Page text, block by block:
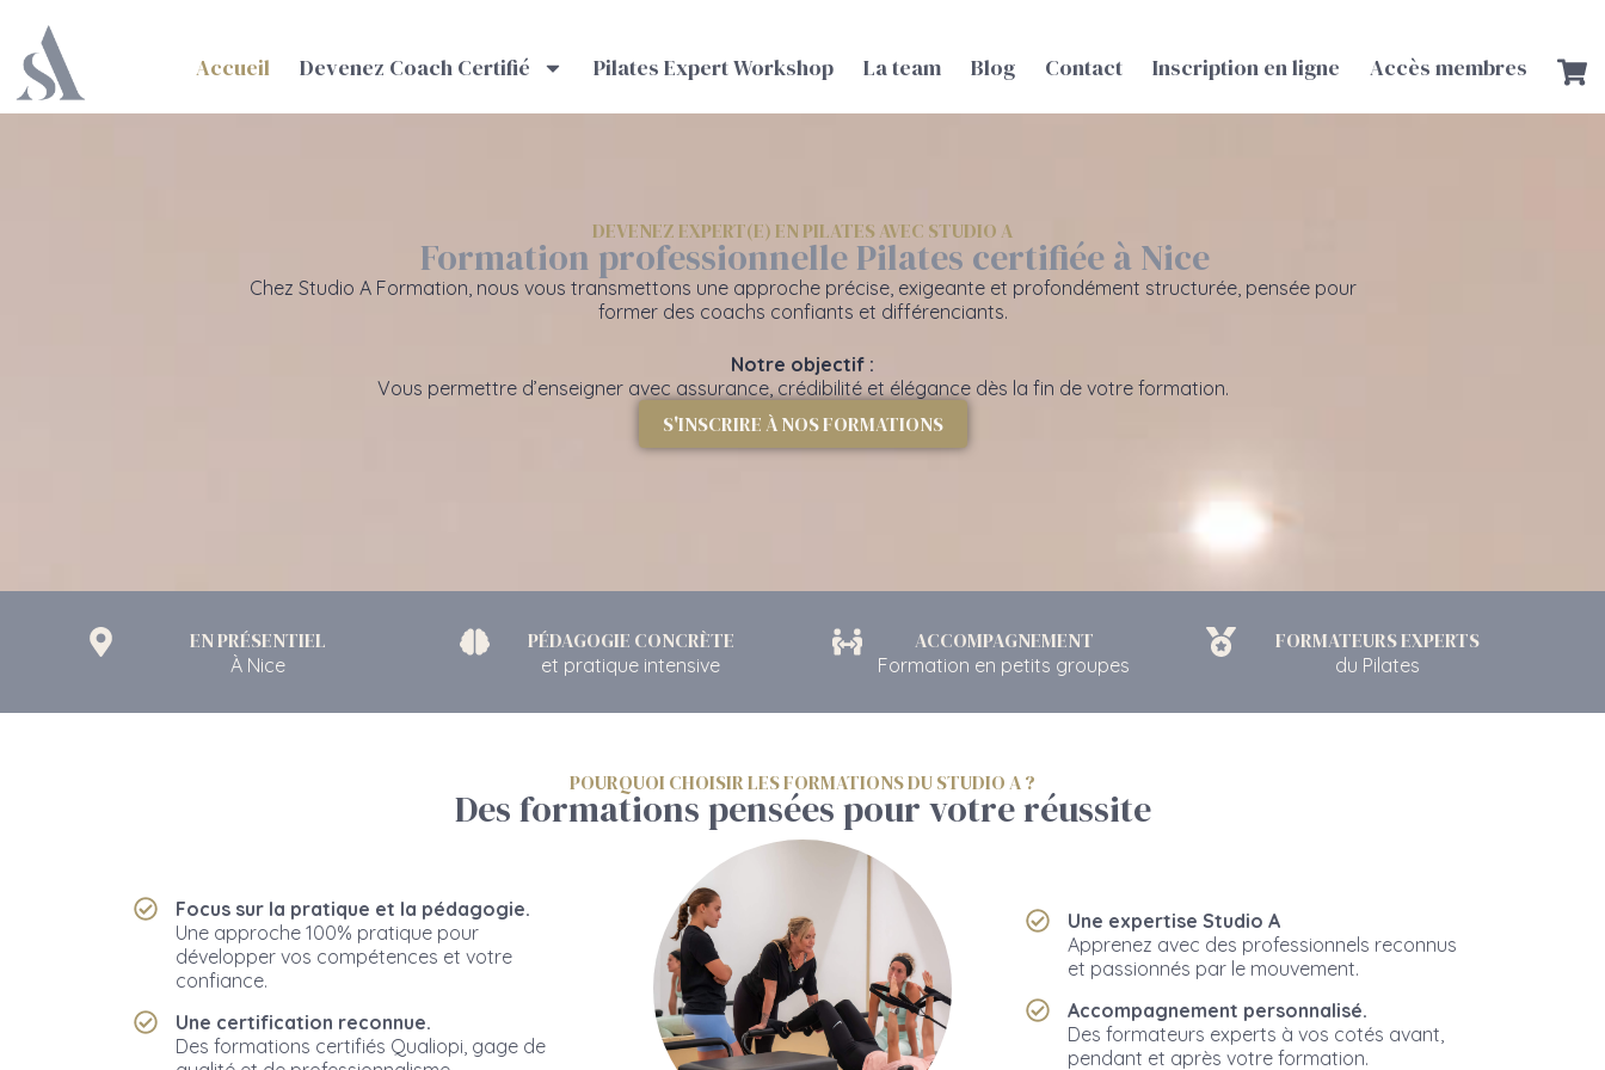
Accueil Devenez Coach Certifié Pilates Expert Workshop La team Blog Contact Inscription en ligne Accès membres
DEVENEZ EXPERT(E) EN PILATES AVEC STUDIO A
Formation professionnelle Pilates certifiée à Nice
Chez Studio A Formation, nous vous transmettons une approche précise, exigeante et profondément structurée, pensée pour
former des coachs confiants et différenciants.
Notre objectif :
Vous permettre d’enseigner avec assurance, crédibilité et élégance dès la fin de votre formation.
S'INSCRIRE À NOS FORMATIONS
EN PRÉSENTIEL
À Nice
PÉDAGOGIE CONCRÈTE
et pratique intensive
ACCOMPAGNEMENT
Formation en petits groupes
FORMATEURS EXPERTS
du Pilates
POURQUOI CHOISIR LES FORMATIONS DU STUDIO A ?
Des formations pensées pour votre réussite
Focus sur la pratique et la pédagogie.
Une approche 100% pratique pour
développer vos compétences et votre
confiance.
Une certification reconnue.
Des formations certifiés Qualiopi, gage de
Une expertise Studio A
Apprenez avec des professionnels reconnus
et passionnés par le mouvement.
Accompagnement personnalisé.
Des formateurs experts à vos cotés avant,
pendant et après votre formation.